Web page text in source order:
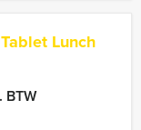
Lunch
BTW